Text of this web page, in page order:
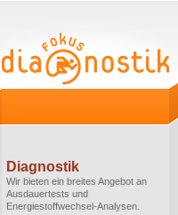
Diagnostik
Wir bieten ein breites Angebot an
Ausdauertests und
Energiestoffwechsel-Analysen.